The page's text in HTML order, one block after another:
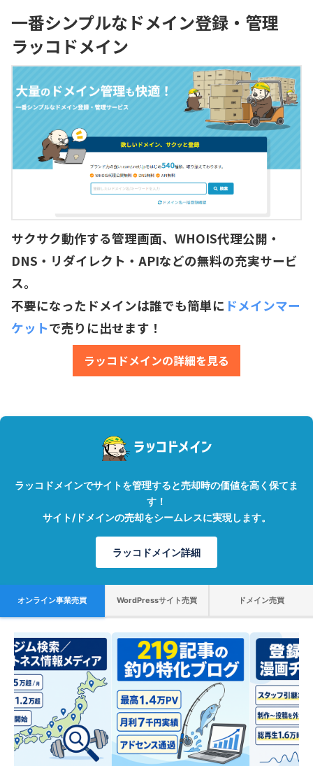
一番シンプルなドメイン登録・管理
ラッコドメイン
サクサク動作する管理画面、WHOIS代理公開・
DNS・リダイレクト・APIなどの無料の充実サービ
ス。
不要になったドメインは誰でも簡単に ドメインマー
ケットで売りに出せます！
ラッコドメインの詳細を見る
ラッコドメインでサイトを管理すると売却時の価値を高く保てま
す！
サイト/ドメインの売却をシームレスに実現します。
ラッコドメイン詳細
オンライン事業売買 WordPressサイト売買 ドメイン売買